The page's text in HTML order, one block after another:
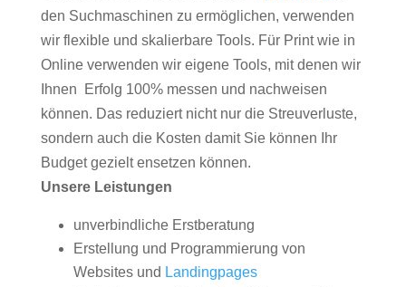
den Suchmaschinen zu ermöglichen, verwenden
wir flexible und skalierbare Tools. Für Print wie in
Online verwenden wir eigene Tools, mit denen wir
Ihnen Erfolg 100% messen und nachweisen
können. Das reduziert nicht nur die Streuverluste,
sondern auch die Kosten damit Sie können Ihr
Budget gezielt ensetzen können.
Unsere Leistungen
unverbindliche Erstberatung
Erstellung und Programmierung von
Websites und Landingpages